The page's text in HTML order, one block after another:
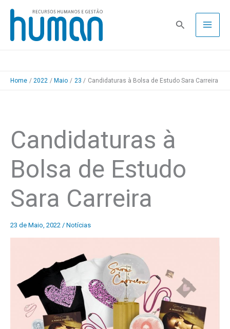
Skip
content
Pesquisa
Home 2022 Maio 23 Candidaturas à Bolsa de Estudo Sara Carreira
Candidaturas à
Bolsa de Estudo
Sara Carreira
23 de Maio, 2022 / Notícias